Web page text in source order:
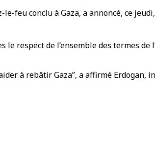
feu conclu à Gaza, a annoncé, ce
respect de l’ensemble des termes de
à rebâtir Gaza”, a affirmé Erdogan,